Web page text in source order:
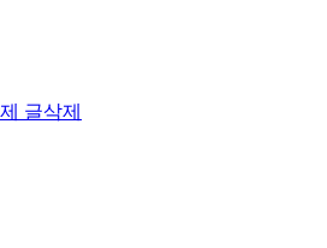
글삭제